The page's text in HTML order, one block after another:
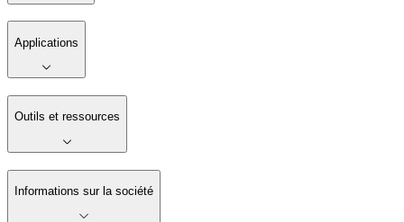
Applications
Outils et ressources
Informations sur la société